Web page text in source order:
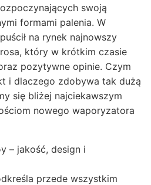
swoją
formami palenia. W
na rynek najnowszy
który w krótkim czasie
pozytywne opinie. Czym
i dlaczego zdobywa tak dużą
się bliżej najciekawszym
nowego waporyzatora
– jakość, design i
przede wszystkim